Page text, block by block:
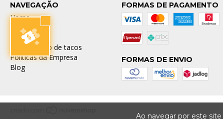
Ao navegar por este site
NAVEGAÇÃO
Home
Contato
A Empresa
Comparativo de tacos
Políticas da Empresa
Blog
FORMAS DE PAGAMENTO
FORMAS DE ENVIO